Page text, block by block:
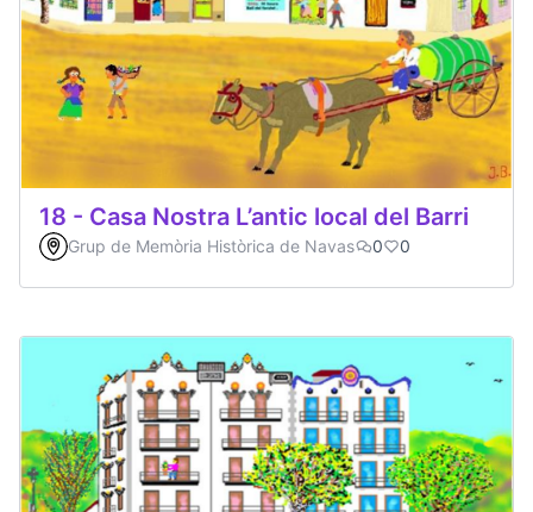
18 - Casa Nostra L’antic local del Barri
Grup de Memòria Històrica de Navas 0 0